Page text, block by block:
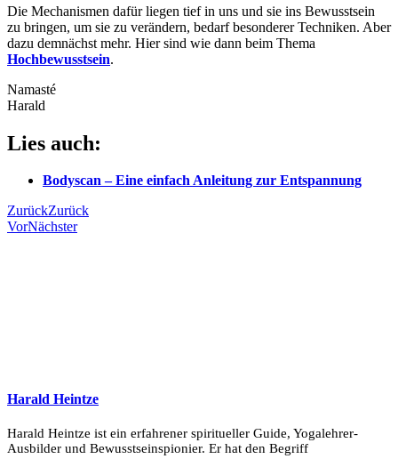
Die Mechanismen dafür liegen tief in uns und sie ins Bewusstsein
zu bringen, um sie zu verändern, bedarf besonderer Techniken. Aber
dazu demnächst mehr. Hier sind wie dann beim Thema
Hochbewusstsein.
Namasté
Harald
Lies auch:
Bodyscan – Eine einfach Anleitung zur Entspannung
ZurückZurück
VorNächster
Harald Heintze
Harald Heintze ist ein erfahrener spiritueller Guide, Yogalehrer-
Ausbilder und Bewusstseinspionier. Er hat den Begriff